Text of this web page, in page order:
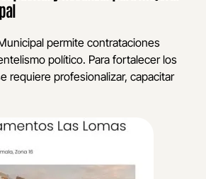
permite contrataciones
político. Para fortalecer los
requiere profesionalizar, capacitar